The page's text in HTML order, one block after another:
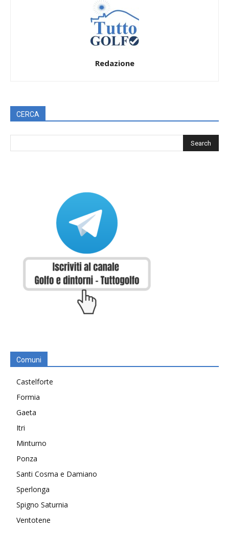
Redazione
CERCA
Comuni
Castelforte
Formia
Gaeta
Itri
Minturno
Ponza
Santi Cosma e Damiano
Sperlonga
Spigno Saturnia
Ventotene